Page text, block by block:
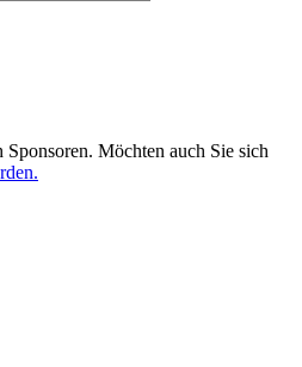
Möchten auch Sie sich